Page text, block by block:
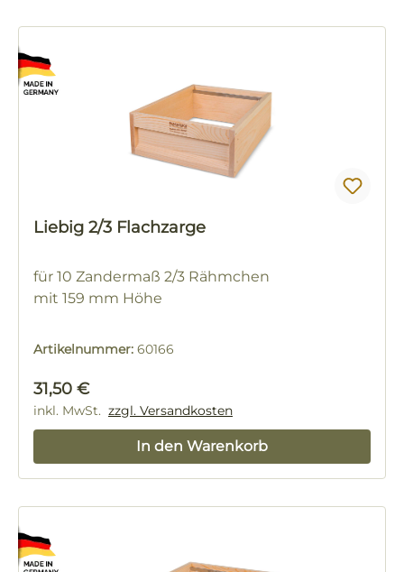
Liebig 2/3 Flachzarge
für 10 Zandermaß 2/3 Rähmchen
mit 159 mm Höhe
Artikelnummer: 60166
Regulärer Preis:
31,50 €
inkl. MwSt. zzgl. Versandkosten
In den Warenkorb